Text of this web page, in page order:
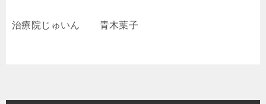
治療院じゅいん 青木葉子